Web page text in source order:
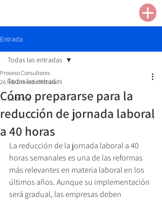
Entrada
Todas las entradas
salarios
Todas las entradas
Cómo prepararse para la
reducción de jornada laboral
a 40 horas
Proseso Consultores
26 feb 2 min de lectura
La reducción de la jornada laboral a 40
horas semanales es una de las reformas
más relevantes en materia laboral en los
últimos años. Aunque su implementación
será gradual, las empresas deben